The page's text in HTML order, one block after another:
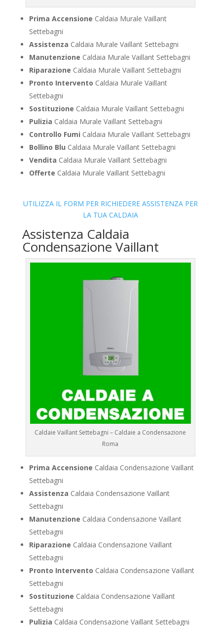
Prima Accensione Caldaia Murale Vaillant
Settebagni
Assistenza Caldaia Murale Vaillant Settebagni
Manutenzione Caldaia Murale Vaillant Settebagni
Riparazione Caldaia Murale Vaillant Settebagni
Pronto Intervento Caldaia Murale Vaillant
Settebagni
Sostituzione Caldaia Murale Vaillant Settebagni
Pulizia Caldaia Murale Vaillant Settebagni
Controllo Fumi Caldaia Murale Vaillant Settebagni
Bollino Blu Caldaia Murale Vaillant Settebagni
Vendita Caldaia Murale Vaillant Settebagni
Offerte Caldaia Murale Vaillant Settebagni
UTILIZZA IL FORM PER RICHIEDERE ASSISTENZA PER
LA TUA CALDAIA
Assistenza Caldaia
Condensazione Vaillant
Caldaie Vaillant Settebagni – Caldaie a Condensazione
Roma
Prima Accensione Caldaia Condensazione Vaillant
Settebagni
Assistenza Caldaia Condensazione Vaillant
Settebagni
Manutenzione Caldaia Condensazione Vaillant
Settebagni
Riparazione Caldaia Condensazione Vaillant
Settebagni
Pronto Intervento Caldaia Condensazione Vaillant
Settebagni
Sostituzione Caldaia Condensazione Vaillant
Settebagni
Pulizia Caldaia Condensazione Vaillant Settebagni